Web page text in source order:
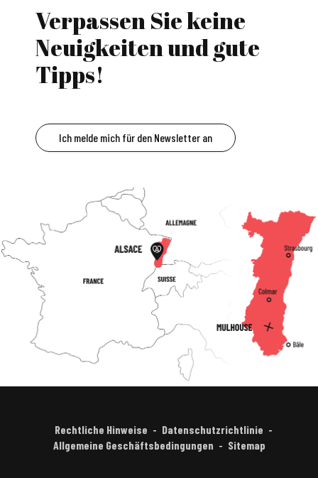
Verpassen Sie keine
Neuigkeiten und gute
Tipps!
Ich melde mich für den Newsletter an
Rechtliche Hinweise
Datenschutzrichtlinie
Allgemeine Geschäftsbedingungen
Sitemap